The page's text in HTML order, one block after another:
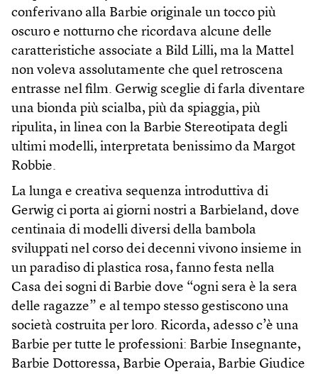
conferivano alla Barbie originale un tocco più
oscuro e notturno che ricordava alcune delle
caratteristiche associate a Bild Lilli, ma la Mattel
non voleva assolutamente che quel retroscena
entrasse nel film. Gerwig sceglie di farla diventare
una bionda più scialba, più da spiaggia, più
ripulita, in linea con la Barbie Stereotipata degli
ultimi modelli, interpretata benissimo da Margot
Robbie.
La lunga e creativa sequenza introduttiva di
Gerwig ci porta ai giorni nostri a Barbieland, dove
centinaia di modelli diversi della bambola
sviluppati nel corso dei decenni vivono insieme in
un paradiso di plastica rosa, fanno festa nella
Casa dei sogni di Barbie dove “ogni sera è la sera
delle ragazze” e al tempo stesso gestiscono una
società costruita per loro. Ricorda, adesso c’è una
Barbie per tutte le professioni: Barbie Insegnante,
Barbie Dottoressa, Barbie Operaia, Barbie Giudice